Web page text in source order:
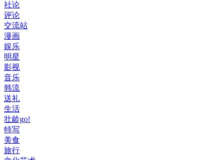
社论
评论
交流站
漫画
娱乐
明星
影视
音乐
韩流
送礼
生活
壮龄go!
特写
美食
旅行